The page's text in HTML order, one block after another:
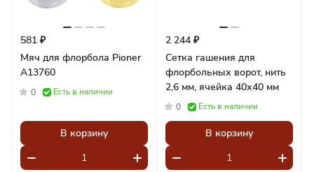
581 ₽
Мяч для флорбола Pioner
A13760
0 Есть в наличии
В корзину
2 244 ₽
Сетка гашения для
флорбольных ворот, нить
2,6 мм, ячейка 40х40 мм
0 Есть в наличии
В корзину